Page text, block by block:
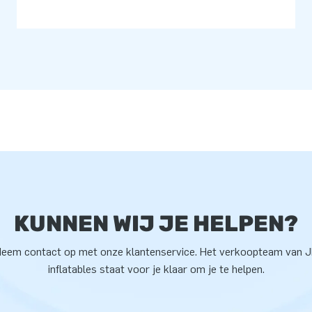
KUNNEN WIJ JE HELPEN?
contact op met onze klantenservice. Het verkoopteam van
inflatables staat voor je klaar om je te helpen.